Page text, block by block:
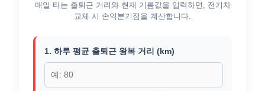
매일 타는 출퇴근 거리와 현재 기름값을 입력하면, 전기차
교체 시 손익분기점을 계산합니다.
1. 하루 평균 출퇴근 왕복 거리 (km)